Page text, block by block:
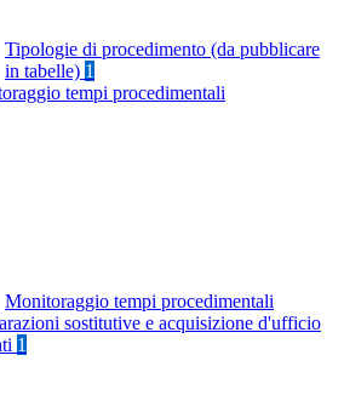
Tipologie di procedimento (da pubblicare
in tabelle) 1
tempi procedimentali
Monitoraggio tempi procedimentali
sostitutive e acquisizione d'ufficio
1